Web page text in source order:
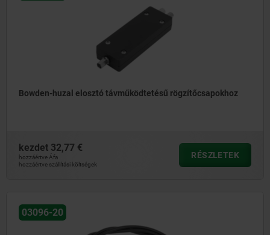
Bowden-huzal elosztó távműködtetésű rögzítőcsapokhoz
kezdet 32,77 €
hozzáértve Áfa
hozzáértve szállítási költségek
RÉSZLETEK
03096-20